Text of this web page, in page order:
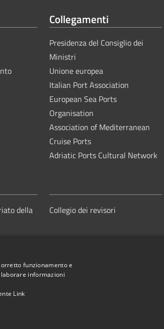
Collegamenti
Presidenza del Consiglio dei
Ministri
Unione europea
Italian Port Association
European Sea Ports
Organisation
Association of Mediterranean
Cruise Ports
Adriatic Ports Cultural Network
della
Collegio dei revisori
Autorità di Sistema Portuale del Mare
funzionamento e
informazioni
Link